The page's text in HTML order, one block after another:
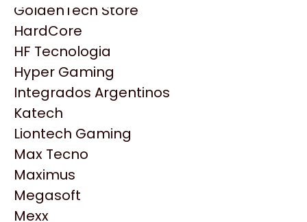
HP
HyperX
INNO3D
Intel
Kingston
Lenovo
Logitech
MSI
NVIDIA GeForce
NZXT
GoldenTech Store
HardCore
HF Tecnologia
Hyper Gaming
Integrados Argentinos
Katech
Liontech Gaming
Max Tecno
Maximus
Megasoft
Mexx